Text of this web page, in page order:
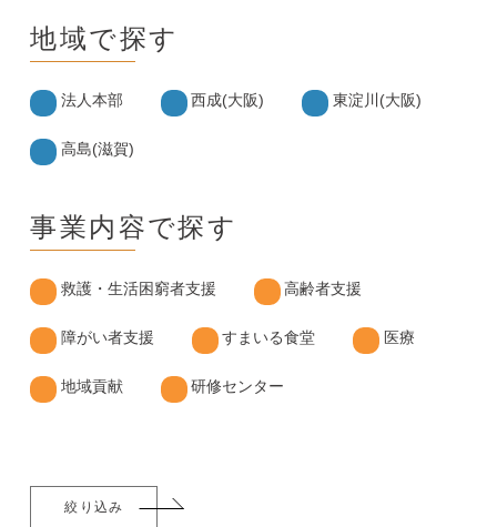
地域で探す
法人本部 西成(大阪) 東淀川(大阪)
高島(滋賀)
事業内容で探す
救護・生活困窮者支援 高齢者支援
障がい者支援 すまいる食堂 医療
地域貢献 研修センター
絞り込み